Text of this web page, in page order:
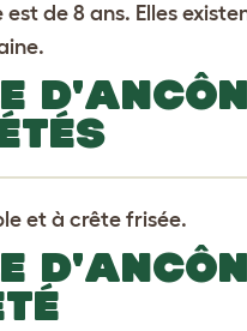
est de 8 ans. Elles
et à crête frisée.